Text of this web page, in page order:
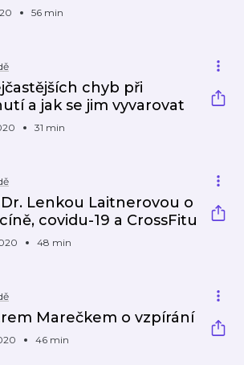
56 min
chyb při
a jak se jim vyvarovat
31 min
Lenkou Laitnerovou o
covidu-19 a CrossFitu
48 min
Marečkem o vzpírání
46 min